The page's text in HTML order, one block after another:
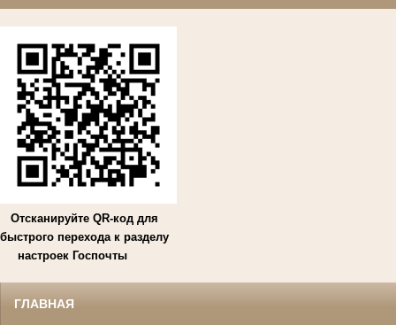
Отсканируйте QR-код для
быстрого перехода к разделу
настроек Госпочты
ГЛАВНАЯ